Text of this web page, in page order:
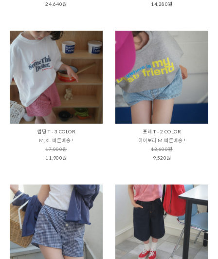
24,640원
14,280원
썸띵 T - 3 COLOR
M,XL 빠른배송 !
17,000원
11,900원
포레 T - 2 COLOR
아이보리 M 빠른배송 !
13,600원
9,520원